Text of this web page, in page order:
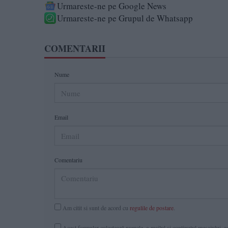
Urmareste-ne pe Google News
Urmareste-ne pe Grupul de Whatsapp
COMENTARII
Nume
Email
Comentariu
Am citit si sunt de acord cu regulile de postare